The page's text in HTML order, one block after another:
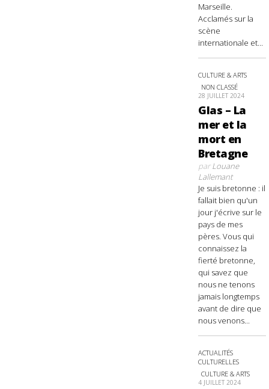
Marseille.
Acclamés sur la
scène
internationale et...
CULTURE & ARTS
NON CLASSÉ
28 JUILLET 2024
Glas – La
mer et la
mort en
Bretagne
parLouane
Lallemant
Je suis bretonne : il
fallait bien qu'un
jour j'écrive sur le
pays de mes
pères. Vous qui
connaissez la
fierté bretonne,
qui savez que
nous ne tenons
jamais longtemps
avant de dire que
nous venons...
ACTUALITÉS
CULTURELLES
CULTURE & ARTS
4 JUILLET 2024